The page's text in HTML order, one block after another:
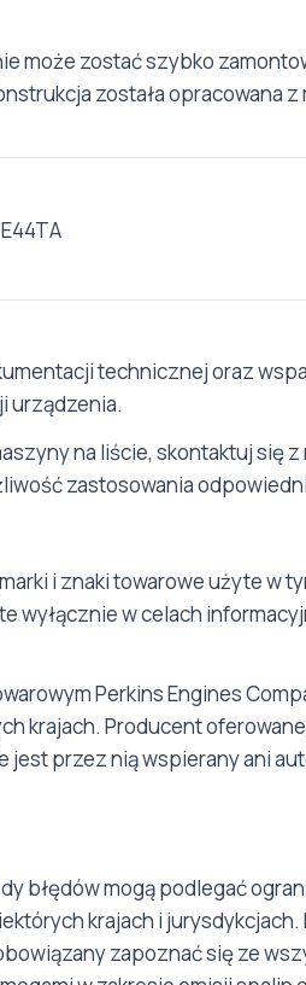
może zostać szybko
została opracowana z
technicznej oraz
urządzenia.
na liście, skontaktuj się
zastosowania
i znaki towarowe użyte w
wyłącznie w celach
Perkins Engines
krajach. Producent
jest przez nią wspierany ani
błędów mogą podlegać
krajach i
zapoznać się ze